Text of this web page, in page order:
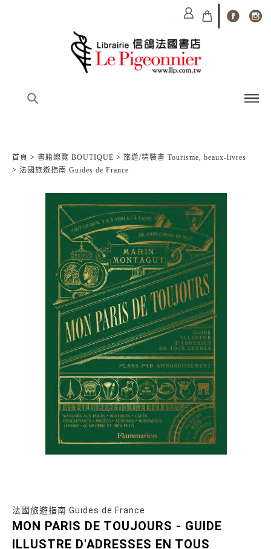
首頁 > 書籍總覽 BOUTIQUE > 旅遊/精裝書 Tourisme, beaux-livres
> 法國旅遊指南 Guides de France
法國旅遊指南 Guides de France
MON PARIS DE TOUJOURS - GUIDE
ILLUSTRE D'ADRESSES EN TOUS